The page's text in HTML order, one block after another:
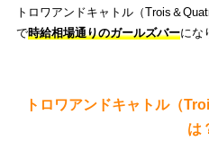
トロワアンドキャトル（Trois＆
で時給相場通りのガールズバーにな
トロワアンドキャトル（
は